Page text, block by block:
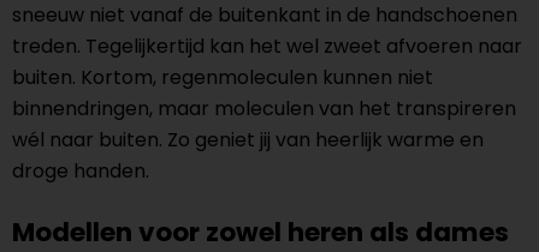
sneeuw niet vanaf de buitenkant in de handschoenen
treden. Tegelijkertijd kan het wel zweet afvoeren naar
buiten. Kortom, regenmoleculen kunnen niet
binnendringen, maar moleculen van het transpireren
wél naar buiten. Zo geniet jij van heerlijk warme en
droge handen.
Modellen voor zowel heren als dames